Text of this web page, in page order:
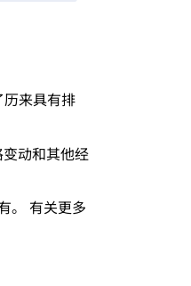
历来具有排
动和其他经
。 有关更多